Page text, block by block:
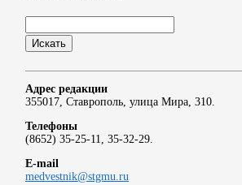
Адрес редакции
355017, Ставрополь, улица Мира, 310.
Телефоны
(8652) 35-25-11, 35-32-29.
E-mail
medvestnik@stgmu.ru